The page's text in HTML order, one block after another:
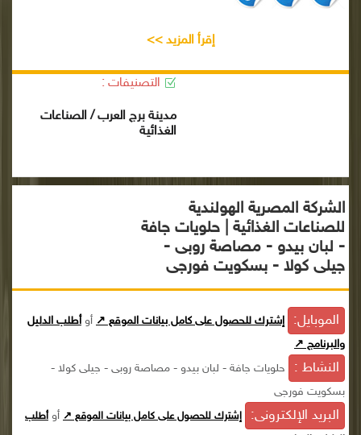
إقرأ المزيد >>
التصنيفات :
مدينة برج العرب / الصناعات
الغذائية
الشركة المصرية الهولندية
للصناعات الغذائية | حلويات جافة
- لبان بيدو - مصاصة روبى -
جيلى كولا - بسكويت فورجى
الموبايل: إشترك للحصول على كامل بيانات الموقع ↗ أوأطلب الدليل
والبرنامج ↗
النشاط :
حلويات جافة - لبان بيدو - مصاصة روبى - جيلى كولا -
بسكويت فورجى
البريد الإلكترونى: إشترك للحصول على كامل بيانات الموقع ↗ أوأطلب